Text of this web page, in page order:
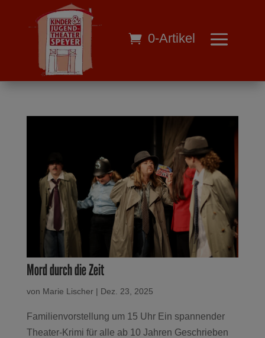
0-Artikel
Mord durch die Zeit
von Marie Lischer| Dez. 23, 2025
Familienvorstellung um 15 Uhr Ein spannender
Theater-Krimi für alle ab 10 Jahren Geschrieben